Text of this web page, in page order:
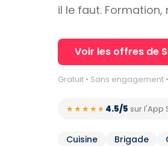
il le faut.
Voir les offres de
Gratuit • Sans engagement
★★★★★
★★★★★ 4.5/5 sur l'App
Cuisine Brigade